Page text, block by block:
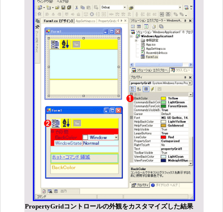
PropertyGridコントロールの外観をカスタマイズした結果